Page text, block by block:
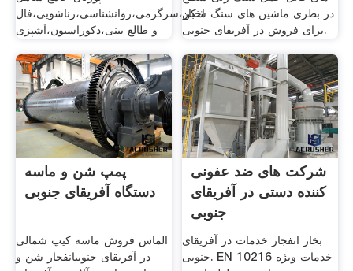
اخبار،سرگرمی،روانشناسی،زناشویی،فال
و طالع بینی،دکوراسیون،آشپزی
در بطری ماشین های سنگ شکن
برای فروش در آفریقای جنوبی.
پمپ شن و ماسه
دستگاه آفریقای جنوبی
الماس فروش ماسه کیپ شمالی
در آفریقای جنوبیانفجار شن و
شرکت های ضد عفونی
کننده دستی در آفریقای
جنوبی
بخار انفجار خدمات در آفریقای
جنوبی. EN 10216 خدمات ویژه